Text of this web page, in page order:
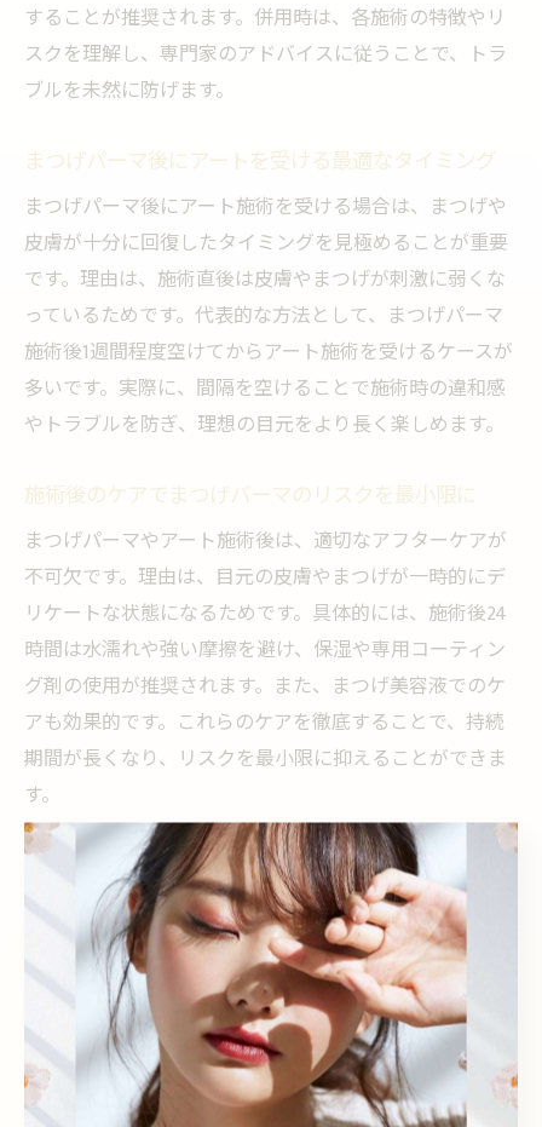
することが推奨されます。併用時は、各施術の特徴やリ
スクを理解し、専門家のアドバイスに従うことで、トラ
ブルを未然に防げます。
まつげパーマ後にアートを受ける最適なタイミング
まつげパーマ後にアート施術を受ける場合は、まつげや
皮膚が十分に回復したタイミングを見極めることが重要
です。理由は、施術直後は皮膚やまつげが刺激に弱くな
っているためです。代表的な方法として、まつげパーマ
施術後1週間程度空けてからアート施術を受けるケースが
多いです。実際に、間隔を空けることで施術時の違和感
やトラブルを防ぎ、理想の目元をより長く楽しめます。
施術後のケアでまつげパーマのリスクを最小限に
まつげパーマやアート施術後は、適切なアフターケアが
不可欠です。理由は、目元の皮膚やまつげが一時的にデ
リケートな状態になるためです。具体的には、施術後24
時間は水濡れや強い摩擦を避け、保湿や専用コーティン
グ剤の使用が推奨されます。また、まつげ美容液でのケ
アも効果的です。これらのケアを徹底することで、持続
期間が長くなり、リスクを最小限に抑えることができま
す。
アート施術とまつげパーマの注意点と体験談紹介
アート施術とまつげパーマを組み合わせる際は、施術順
や間隔に注意が必要です。理由は、どちらも目元への負
担がかかるため、無理なスケジュールは避けるべきだか
らです。例えば、先にまつげパーマを受け、十分に回復
後アート施術を行った方が、仕上がりもトラブルも少な
かったという体験談があります。実際の施術事例を参考